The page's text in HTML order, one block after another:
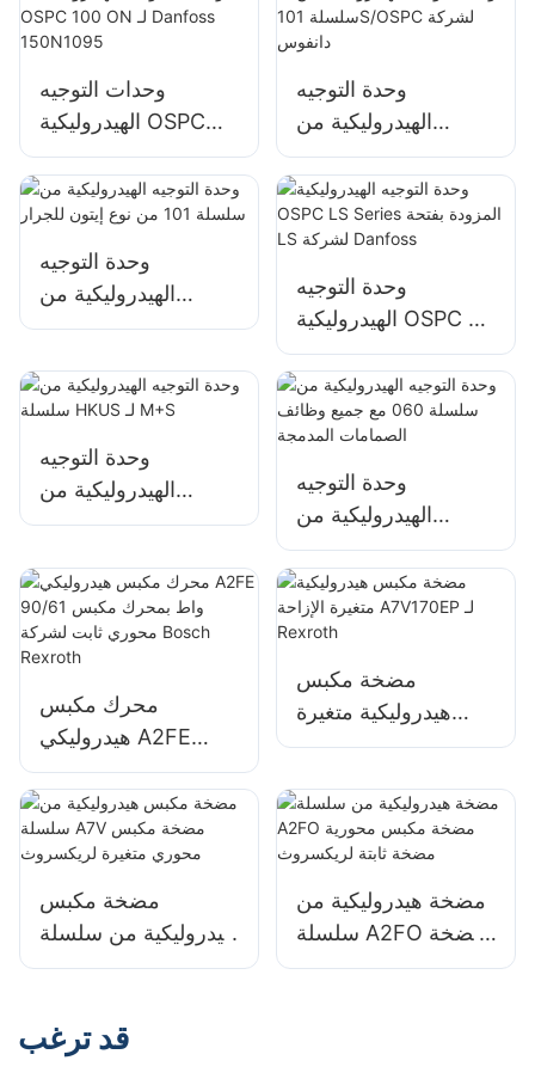
وحدات التوجيه
الهيدروليكية OSPC
100 ON لـ Danfoss
150N1095
وحدة التوجيه
الهيدروليكية من
سلسلة 101S/OSPC
لشركة دانفوس
وحدة التوجيه
الهيدروليكية من
سلسلة 101 من نوع
وحدة التوجيه
الهيدروليكية OSPC LS
Series المزودة بفتحة
LS لشركة Danfoss
وحدة التوجيه
الهيدروليكية من
سلسلة HKUS لـ M+S
وحدة التوجيه
الهيدروليكية من
سلسلة 060 مع جميع
وظائف الصمامات
المدمجة
محرك مكبس
هيدروليكي A2FE
90/61 واط بمحرك
مكبس محوري ثابت
لشركة Bosch
Rexroth
مضخة مكبس
هيدروليكية متغيرة
الإزاحة A7V170EP لـ
مضخة مكبس
هيدروليكية من سلسلة
A7V مضخة مكبس
لريكسروث
مضخة هيدروليكية من
سلسلة A2FO مضخة
مكبس محورية مضخة
قد ترغب